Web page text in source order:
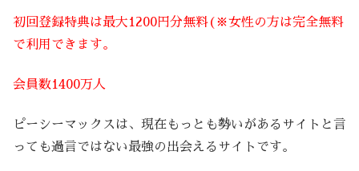
初回登録特典は最大1200円分無料(※女性の方は完全無料
で利用できます。
会員数1400万人
ピーシーマックスは、現在もっとも勢いがあるサイトと言
っても過言ではない最強の出会えるサイトです。